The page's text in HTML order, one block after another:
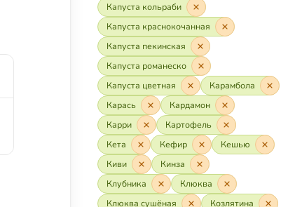
Капуста кольраби
Капуста краснокочанная
Капуста пекинская
Капуста романеско
Капуста цветная
Карамбола
Карась
Кардамон
Карри
Картофель
Кета
Кефир
Кешью
Киви
Кинза
Клубника
Клюква
Клюква сушёная
Козлятина